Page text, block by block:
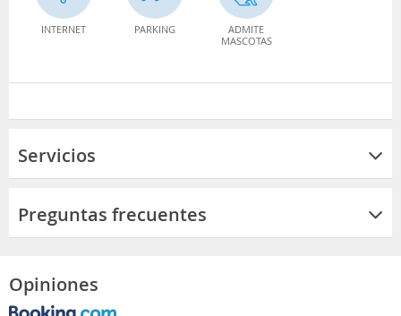
INTERNET PARKING
ADMITE
MASCOTAS
Servicios
Preguntas frecuentes
Opiniones